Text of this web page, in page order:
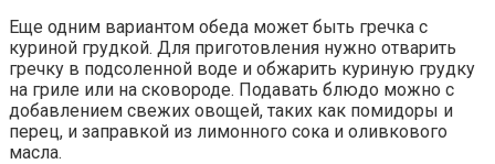
Еще одним вариантом обеда может быть гречка с
куриной грудкой. Для приготовления нужно отварить
гречку в подсоленной воде и обжарить куриную грудку
на гриле или на сковороде. Подавать блюдо можно с
добавлением свежих овощей, таких как помидоры и
перец, и заправкой из лимонного сока и оливкового
масла.